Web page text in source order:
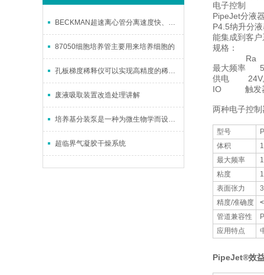
BECKMAN超速离心管分离速度快、效率高
87050细胞培养管主要用来培养细胞的
孔板梯度稀释仪可以实现高精度的稀释及混合
废液吸取装置改造处理讲解
培养基分装泵是一种为微生物学而设计的多功能高精密液体分装系统
超临界气凝胶干燥系统
电子控制
PipeJet分液
P4.5纳升分
能集成到客户
规格：
Ra
最大频率
供电
IO 触发器
两种电子控
型号
体积
最大频率
粘度
表面张力
精度/准确度
管道兼容性
应用特点
PipeJet®效